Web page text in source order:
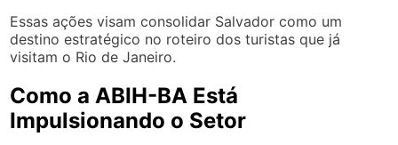
Essas ações visam consolidar Salvador como um
destino estratégico no roteiro dos turistas que já
visitam o Rio de Janeiro.
Como a ABIH-BA Está
Impulsionando o Setor